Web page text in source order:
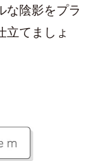
な陰影をプラ
立てましょ